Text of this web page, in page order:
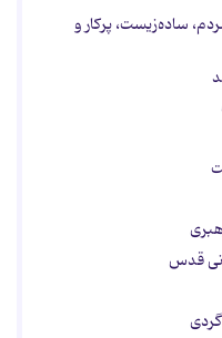
ساده‌زیست، پرکار و
قدس